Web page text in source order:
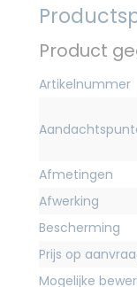
Product
Artikelnummer
Afmetingen
Afwerking
Bescherming
Prijs op
Mogelijke